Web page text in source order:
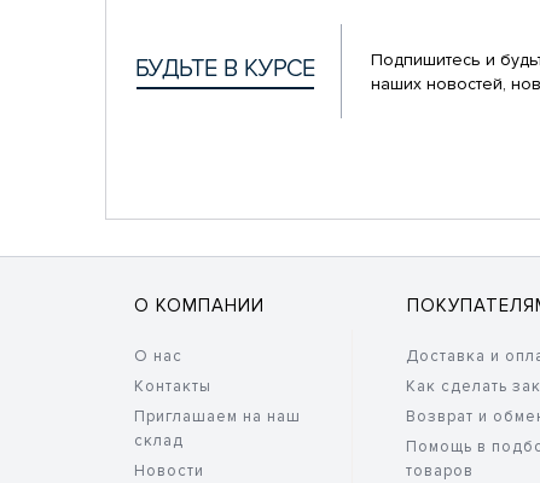
Подпишитесь и
наших новостей,
О КОМПАНИИ
О нас
Контакты
Приглашаем на наш
склад
Новости
Доставка и
Как сделать
Возврат и
Помощь в
товаров